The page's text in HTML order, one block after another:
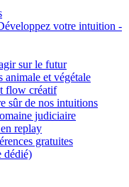
votre intuition -
sur le futur
et végétale
flow créatif
sûr de nos intuitions
judiciaire
replay
gratuites
dédié)